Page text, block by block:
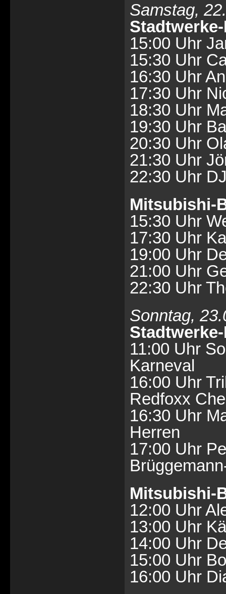
Samstag,
15:00 Uhr
15:30 Uhr
16:30 Uhr
17:30 Uhr
18:30 Uhr
19:30 Uhr
20:30 Uhr
21:30 Uhr
22:30 Uhr
Mitsubishi-
15:30 Uhr
17:30 Uhr
19:00 Uhr
21:00 Uhr
22:30 Uhr
Sonntag,
11:00 Uhr
Karneval
16:00 Uhr
Redfoxx
16:30 Uhr
Herren
17:00 Uhr
Mitsubishi-
12:00 Uhr
13:00 Uhr
14:00 Uhr
15:00 Uhr
16:00 Uhr